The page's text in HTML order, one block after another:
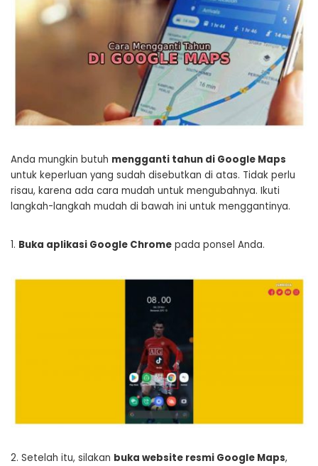
Anda mungkin butuh mengganti tahun di Google Maps
untuk keperluan yang sudah disebutkan di atas. Tidak perlu
risau, karena ada cara mudah untuk mengubahnya. Ikuti
langkah-langkah mudah di bawah ini untuk menggantinya.
1. Buka aplikasi Google Chrome pada ponsel Anda.
2. Setelah itu, silakan buka website resmi Google Maps,